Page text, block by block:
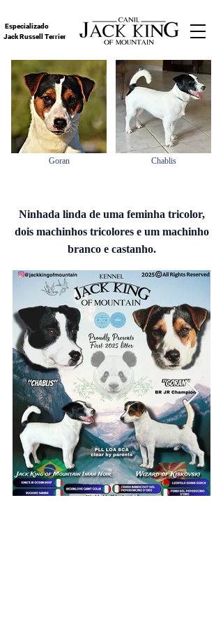
Especializado
Jack Russell Terrier
Goran Chablis
Ninhada linda de uma feminha tricolor,
dois machinhos tricolores e um machinho
branco e castanho.